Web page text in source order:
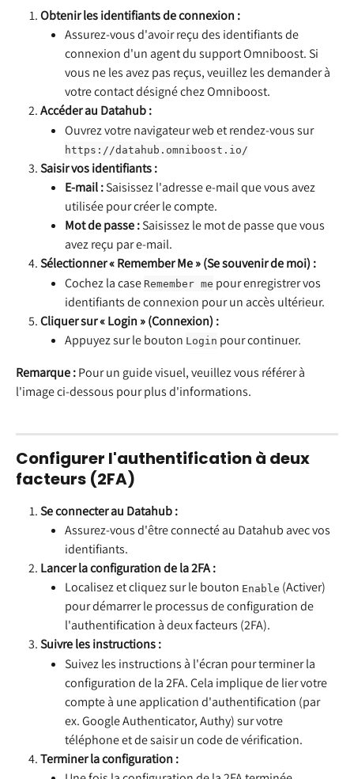
Obtenir les identifiants de connexion :
Assurez-vous d'avoir reçu des identifiants de
connexion d'un agent du support Omniboost. Si
vous ne les avez pas reçus, veuillez les demander à
votre contact désigné chez Omniboost.
Accéder au Datahub :
Ouvrez votre navigateur web et rendez-vous sur
https://datahub.omniboost.io/
Saisir vos identifiants :
E-mail : Saisissez l'adresse e-mail que vous avez
utilisée pour créer le compte.
Mot de passe : Saisissez le mot de passe que vous
avez reçu par e-mail.
Sélectionner « Remember Me » (Se souvenir de moi) :
Cochez la case Remember me pour enregistrer vos
identifiants de connexion pour un accès ultérieur.
Cliquer sur « Login » (Connexion) :
Appuyez sur le bouton Login pour continuer.
Remarque : Pour un guide visuel, veuillez vous référer à
l'image ci-dessous pour plus d'informations.
Configurer l'authentification à deux
facteurs (2FA)
Se connecter au Datahub :
Assurez-vous d'être connecté au Datahub avec vos
identifiants.
Lancer la configuration de la 2FA :
Localisez et cliquez sur le bouton Enable (Activer)
pour démarrer le processus de configuration de
l'authentification à deux facteurs (2FA).
Suivre les instructions :
Suivez les instructions à l'écran pour terminer la
configuration de la 2FA. Cela implique de lier votre
compte à une application d'authentification (par
ex. Google Authenticator, Authy) sur votre
téléphone et de saisir un code de vérification.
Terminer la configuration :